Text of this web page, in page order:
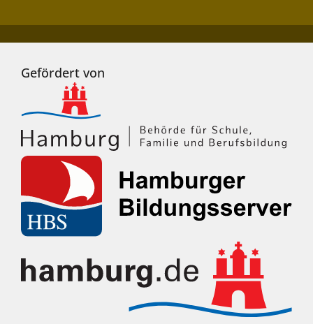
Gefördert von